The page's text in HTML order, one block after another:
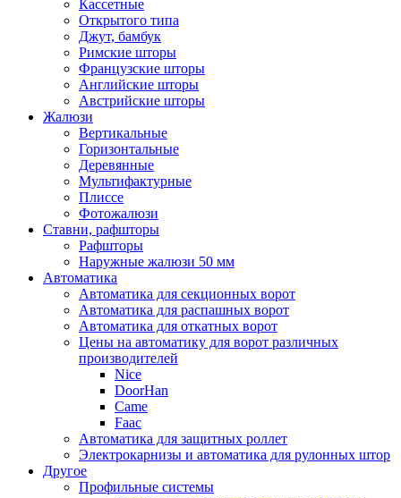
Кассетные
Открытого типа
Джут, бамбук
Римские шторы
Французские шторы
Английские шторы
Австрийские шторы
Жалюзи
Вертикальные
Горизонтальные
Деревянные
Мультифактурные
Плиссе
Фотожалюзи
Ставни, рафшторы
Рафшторы
Наружные жалюзи 50 мм
Автоматика
Автоматика для секционных ворот
Автоматика для распашных ворот
Автоматика для откатных ворот
Цены на автоматику для ворот различных
производителей
Nice
DoorHan
Came
Faac
Автоматика для защитных роллет
Электрокарнизы и автоматика для рулонных штор
Другое
Профильные системы